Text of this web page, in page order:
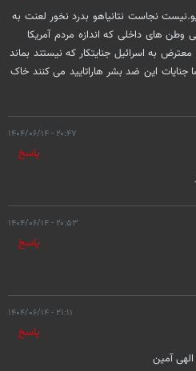
نجاست نتانیاهو بدرد نخور لعنت به
وطن های داخلی که اندازه مردم آمریکا
معترض به اسرائیل جنایتکار که نیستند بماند
این ضد بشر هاراتایید می کنند خاک
۲۰:۴۷ - ۱۴۰۴/۰۶/۱۴
پاسخ
۲۰:۵۳ - ۱۴۰۴/۰۶/۱۴
پاسخ
۲۱:۱۱ - ۱۴۰۴/۰۶/۱۴
پاسخ
آمین